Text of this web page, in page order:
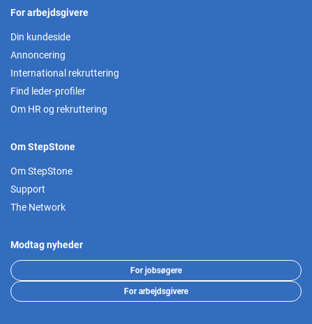
For arbejdsgivere
Din kundeside
Annoncering
International rekruttering
Find leder-profiler
Om HR og rekruttering
Om StepStone
Om StepStone
Support
The Network
Modtag nyheder
For jobsøgere
For arbejdsgivere